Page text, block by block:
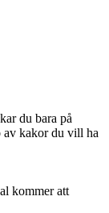
du bara på
kakor du vill ha
kommer att